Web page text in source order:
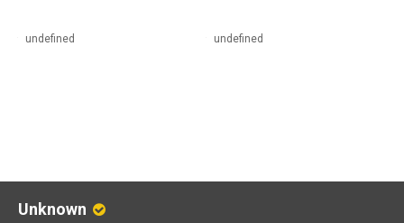
undefined undefined
Unknown